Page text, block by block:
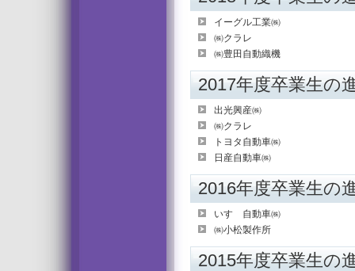
イーグル工業㈱
㈱クラレ
㈱豊田自動織機
2017年度卒業生の
出光興産㈱
㈱クラレ
トヨタ自動車㈱
日産自動車㈱
2016年度卒業生の
いすゞ自動車㈱
㈱小松製作所
2015年度卒業生の